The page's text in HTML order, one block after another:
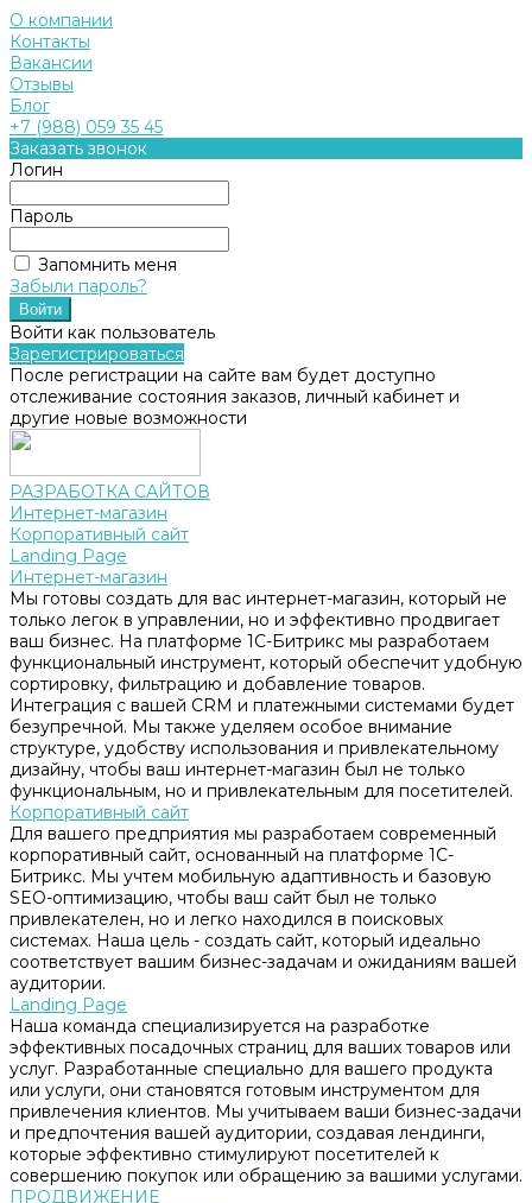
О компании
Контакты
Вакансии
Отзывы
Блог
+7 (988) 059 35 45
Заказать звонок
Логин
Пароль
Запомнить меня
Забыли пароль?
Войти как пользователь
Зарегистрироваться
После регистрации на сайте вам будет доступно
отслеживание состояния заказов, личный кабинет и
другие новые возможности
РАЗРАБОТКА САЙТОВ
Интернет-магазин
Корпоративный сайт
Landing Page
Интернет-магазин
Мы готовы создать для вас интернет-магазин, который не
только легок в управлении, но и эффективно продвигает
ваш бизнес. На платформе 1С-Битрикс мы разработаем
функциональный инструмент, который обеспечит удобную
сортировку, фильтрацию и добавление товаров.
Интеграция с вашей CRM и платежными системами будет
безупречной. Мы также уделяем особое внимание
структуре, удобству использования и привлекательному
дизайну, чтобы ваш интернет-магазин был не только
функциональным, но и привлекательным для посетителей.
Корпоративный сайт
Для вашего предприятия мы разработаем современный
корпоративный сайт, основанный на платформе 1С-
Битрикс. Мы учтем мобильную адаптивность и базовую
SEO-оптимизацию, чтобы ваш сайт был не только
привлекателен, но и легко находился в поисковых
системах. Наша цель - создать сайт, который идеально
соответствует вашим бизнес-задачам и ожиданиям вашей
аудитории.
Landing Page
Наша команда специализируется на разработке
эффективных посадочных страниц для ваших товаров или
услуг. Разработанные специально для вашего продукта
или услуги, они становятся готовым инструментом для
привлечения клиентов. Мы учитываем ваши бизнес-задачи
и предпочтения вашей аудитории, создавая лендинги,
которые эффективно стимулируют посетителей к
совершению покупок или обращению за вашими услугами.
ПРОДВИЖЕНИЕ